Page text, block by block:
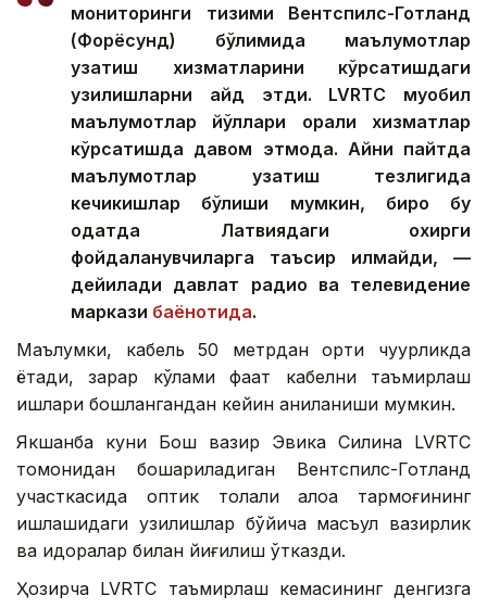
мониторинги тизими Вентспилс-Готланд
(Форёсунд) бўлимида маълумотлар
узатиш хизматларини кўрсатишдаги
узилишларни қайд этди. LVRTC муқобил
маълумотлар йўллари орқали хизматлар
кўрсатишда давом этмоқда. Айни пайтда
маълумотлар узатиш тезлигида
кечикишлар бўлиши мумкин, бироқ бу
одатда Латвиядаги охирги
фойдаланувчиларга таъсир қилмайди, —
дейилади давлат радио ва телевидение
маркази баёнотида.
Маълумки, кабель 50 метрдан ортиқ чуқурликда
ётади, зарар кўлами фақат кабелни таъмирлаш
ишлари бошлангандан кейин аниқланиши мумкин.
Якшанба куни Бош вазир Эвика Силина LVRTC
томонидан бошқариладиган Вентспилс-Готланд
участкасида оптик толали алоқа тармоғининг
ишлашидаги узилишлар бўйича масъул вазирлик
ва идоралар билан йиғилиш ўтказди.
Ҳозирча LVRTC таъмирлаш кемасининг денгизга